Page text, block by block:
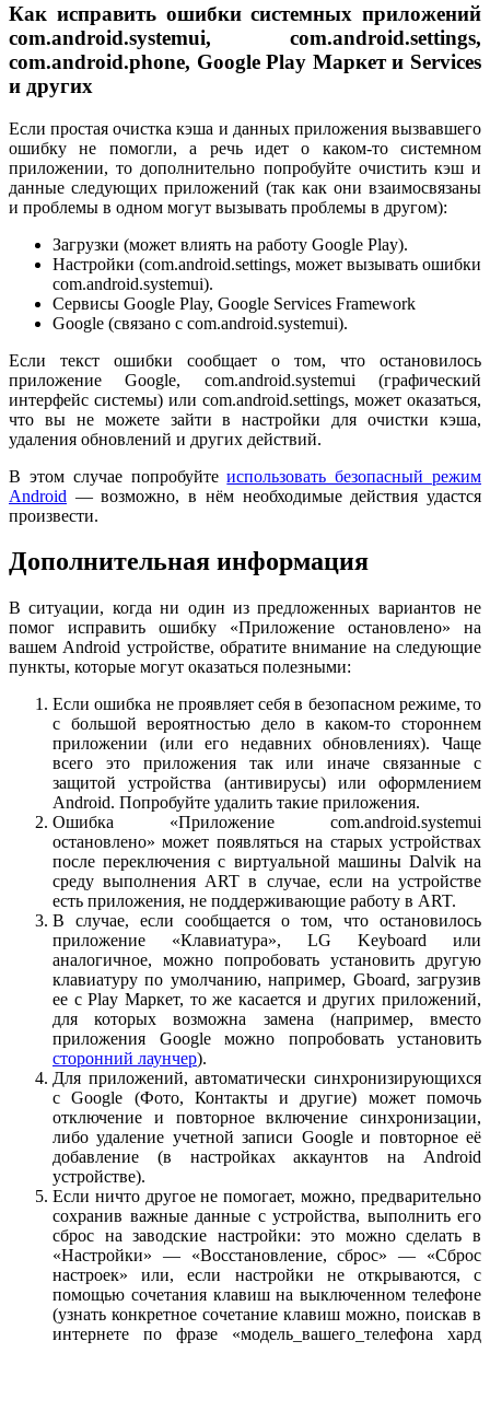
Как исправить ошибки системных приложений
com.android.systemui, com.android.settings,
com.android.phone, Google Play Маркет и Services
и других
Если простая очистка кэша и данных приложения вызвавшего
ошибку не помогли, а речь идет о каком-то системном
приложении, то дополнительно попробуйте очистить кэш и
данные следующих приложений (так как они взаимосвязаны
и проблемы в одном могут вызывать проблемы в другом):
Загрузки (может влиять на работу Google Play).
Настройки (com.android.settings, может вызывать ошибки
com.android.systemui).
Сервисы Google Play, Google Services Framework
Google (связано с com.android.systemui).
Если текст ошибки сообщает о том, что остановилось
приложение Google, com.android.systemui (графический
интерфейс системы) или com.android.settings, может оказаться,
что вы не можете зайти в настройки для очистки кэша,
удаления обновлений и других действий.
В этом случае попробуйтеиспользовать безопасный режим
Android — возможно, в нём необходимые действия удастся
произвести.
Дополнительная информация
В ситуации, когда ни один из предложенных вариантов не
помог исправить ошибку «Приложение остановлено» на
вашем Android устройстве, обратите внимание на следующие
пункты, которые могут оказаться полезными:
Если ошибка не проявляет себя в безопасном режиме, то
с большой вероятностью дело в каком-то стороннем
приложении (или его недавних обновлениях). Чаще
всего это приложения так или иначе связанные с
защитой устройства (антивирусы) или оформлением
Android. Попробуйте удалить такие приложения.
Ошибка «Приложение com.android.systemui
остановлено» может появляться на старых устройствах
после переключения с виртуальной машины Dalvik на
среду выполнения ART в случае, если на устройстве
есть приложения, не поддерживающие работу в ART.
В случае, если сообщается о том, что остановилось
приложение «Клавиатура», LG Keyboard или
аналогичное, можно попробовать установить другую
клавиатуру по умолчанию, например, Gboard, загрузив
ее с Play Маркет, то же касается и других приложений,
для которых возможна замена (например, вместо
приложения Google можно попробовать установить
сторонний лаунчер).
Для приложений, автоматически синхронизирующихся
с Google (Фото, Контакты и другие) может помочь
отключение и повторное включение синхронизации,
либо удаление учетной записи Google и повторное её
добавление (в настройках аккаунтов на Android
устройстве).
Если ничто другое не помогает, можно, предварительно
сохранив важные данные с устройства, выполнить его
сброс на заводские настройки: это можно сделать в
«Настройки» — «Восстановление, сброс» — «Сброс
настроек» или, если настройки не открываются, с
помощью сочетания клавиш на выключенном телефоне
(узнать конкретное сочетание клавиш можно, поискав в
интернете по фразе «модель_вашего_телефона хард